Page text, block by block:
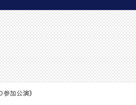
加公演》